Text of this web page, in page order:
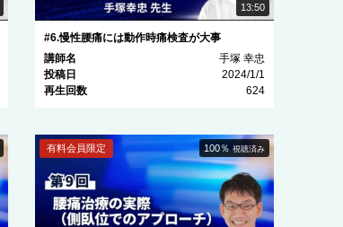
13:50
#6.慢性腰痛には動作時痛検査が大事
講師名
手塚 幸忠
投稿日
2024/1/1
再生回数
624
100％視聴済み
有料会員限定